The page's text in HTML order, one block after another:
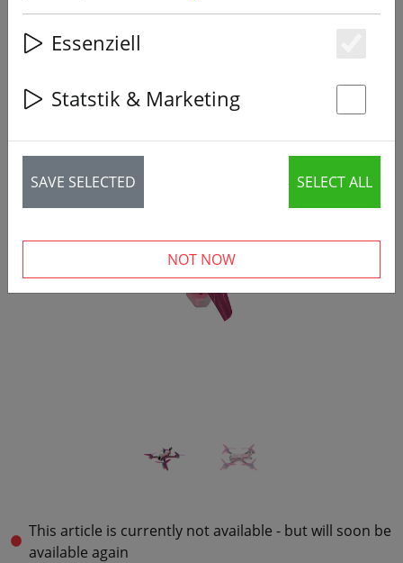
‹ ›
This article is currently not available - but will soon be
available again
Essenziell
Statstik & Marketing
SAVE SELECTED SELECT ALL
NOT NOW